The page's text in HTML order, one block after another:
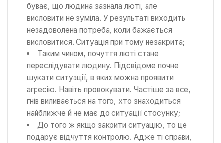
буває, що людина зазнала люті, але
висловити не зуміла. У результаті виходить
незадоволена потреба, коли бажається
висловитися. Ситуація при тому незакрита;
Таким чином, почуття люті стане
переслідувати людину. Підсвідоме почне
шукати ситуації, в яких можна проявити
агресію. Навіть провокувати. Частіше за все,
гнів виливається на того, хто знаходиться
найближче й не має до ситуації стосунку;
До того ж якщо закрити ситуацію, то це
подарує відчуття контролю. Адже ті справи,